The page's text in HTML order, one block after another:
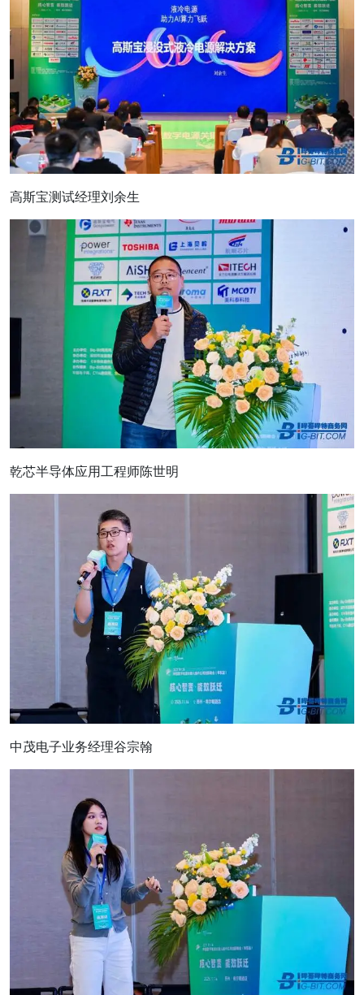
高斯宝测试经理刘余生
乾芯半导体应用工程师陈世明
中茂电子业务经理谷宗翰